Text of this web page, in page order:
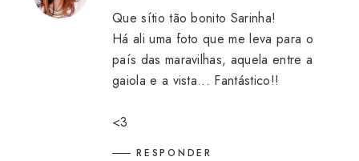
Que sítio tão bonito Sarinha!
Há ali uma foto que me leva para o
país das maravilhas, aquela entre a
gaiola e a vista... Fantástico!!
<3
RESPONDER